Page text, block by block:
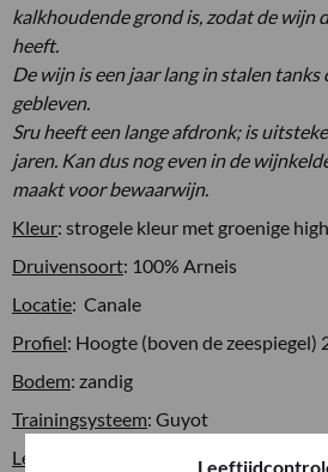
kalkhoudende grond is, zodat de wijn
heeft.
De wijn is een jaar lang in stalen
gebleven.
Sru heeft een lange afdronk; is
jaren. Kan dus nog even in de
maakt voor bewaarwijn.
Kleur: strogele kleur met groenige
Druivensoort: 100% Arneis
Locatie: Canale
Profiel: Hoogte (boven de zeespiegel)
Bodem: zandig
Trainingsysteem: Guyot
Leeftijd van de wijngaard
: 23 jaar